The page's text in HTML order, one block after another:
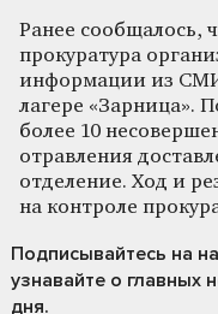
Ранее сообщалось,
прокуратура
информации из
лагере «Зарница».
более 10
отравления
отделение. Ход и
на контроле
Подписывайтесь на
узнавайте о главных
дня.